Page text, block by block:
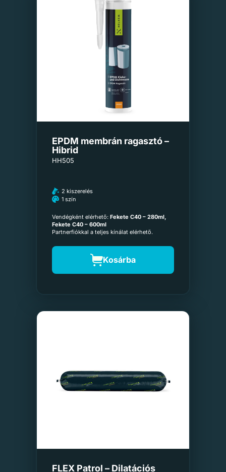
EPDM membrán ragasztó –
Hibrid
HH505
2 kiszerelés
1 szín
Vendégként elérhető: Fekete C40 – 280ml,
Fekete C40 – 600ml
Partnerfiókkal a teljes kínálat elérhető.
Kosárba
FLEX Patrol – Dilatációs